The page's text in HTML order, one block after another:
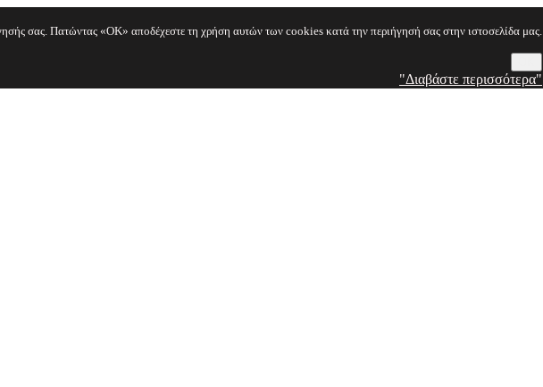
σας. Πατώντας «OK» αποδέχεστε τη χρήση αυτών των cookies κατά την περιήγησή σας στην ιστοσελίδα μας.
"Διαβάστε περισσότερα"